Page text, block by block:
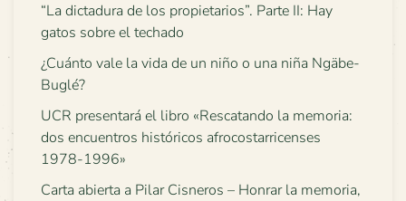
“La dictadura de los propietarios”. Parte II: Hay
gatos sobre el techado
¿Cuánto vale la vida de un niño o una niña Ngäbe-
Buglé?
UCR presentará el libro «Rescatando la memoria:
dos encuentros históricos afrocostarricenses
1978-1996»
Carta abierta a Pilar Cisneros – Honrar la memoria,